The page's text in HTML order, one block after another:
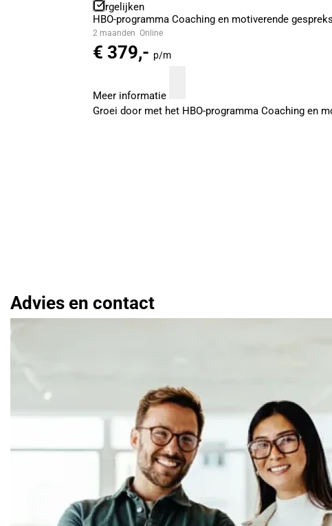
Vergelijken
HBO-programma Coaching en motiverende
2 maanden Online
€ 379,- p/m
Meer informatie
Groei door met het HBO-programma Coaching en
Advies en contact